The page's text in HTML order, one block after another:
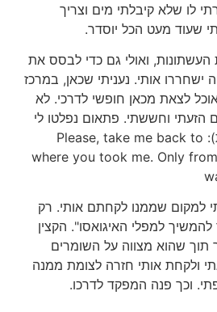
לו שלא קיבלתי מים וצריך
שעוד מעט הכל יוסדר.
ואולי גם כדי לבסס את
ישחררו אותי. נעניתי שכאן, במרכז
לצאת מכאן חופשי לדרכי. לא
הזעתי וחששתי. פתאום נפלטו לי
מהפה המילים (באנגלית): Please, take me back to
where you took me. Only
למקום שממנו לקחתם אותי. רק
למפלי האיגואסו". הקצין
תוך שהוא מצווה על השומרים
ולקחת אותי חזרה לצומת ממנה
וכך פנה המפקד לדרכו.